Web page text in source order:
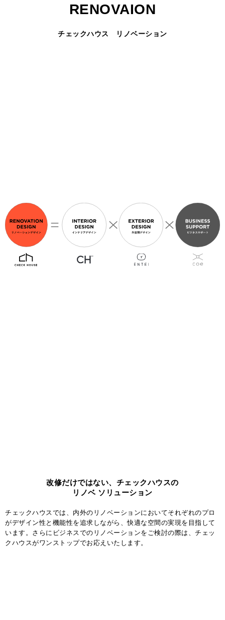
RENOVAION
チェックハウス リノベーション
改修だけではない、チェックハウスの
リノベ ソリューション
チェックハウスでは、内外のリノベーションにおいてそれぞれのプロ
がデザイン性と機能性を追求しながら、快適な空間の実現を目指して
います。さらにビジネスでのリノベーションをご検討の際は、チェッ
クハウスがワンストップでお応えいたします。